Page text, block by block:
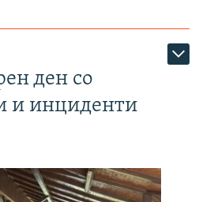
ден со
и инциденти